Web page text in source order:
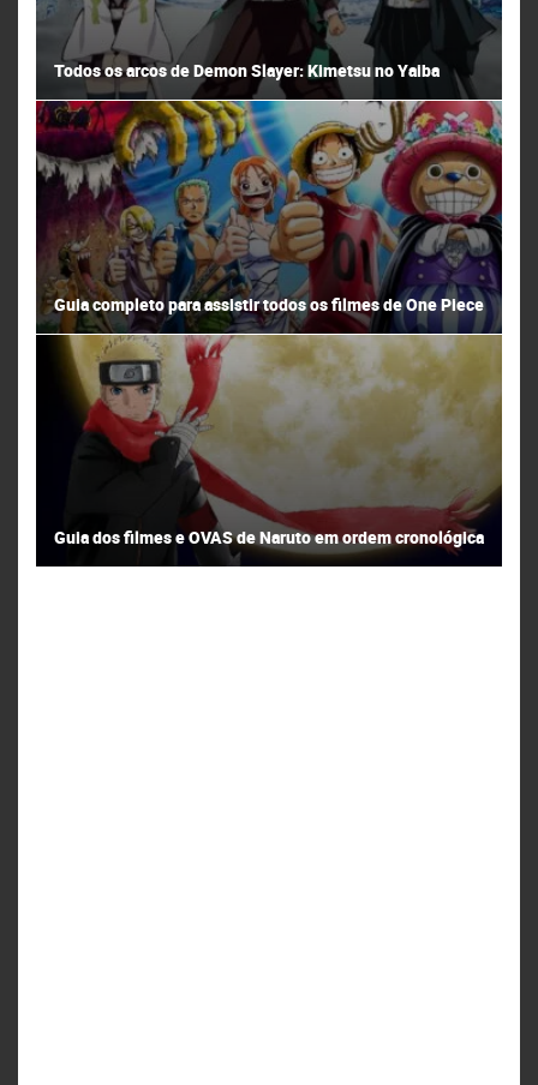
Todos os arcos de Demon Slayer: Kimetsu no Yaiba
Guia completo para assistir todos os filmes de One Piece
Guia dos filmes e OVAS de Naruto em ordem cronológica